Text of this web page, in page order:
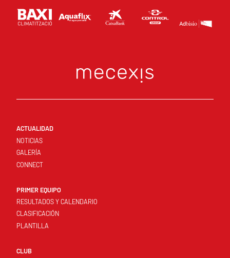
ACTUALIDAD
NOTICIAS
GALERÍA
CONNECT
PRIMER EQUIPO
RESULTADOS Y CALENDARIO
CLASIFICACIÓN
PLANTILLA
CLUB